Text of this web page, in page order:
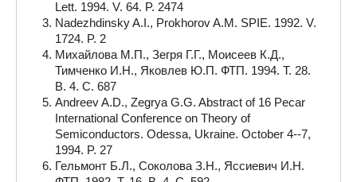
Lett. 1994. V. 64. P. 2474
Nadezhdinsky A.I., Prokhorov A.M. SPIE. 1992. V.
1724. P. 2
Михайлова М.П., Зегря Г.Г., Моисеев К.Д.,
Тимченко И.Н., Яковлев Ю.П. ФТП. 1994. Т. 28.
В. 4. С. 687
Andreev A.D., Zegrya G.G. Abstract of 16 Pecar
International Conference on Theory of
Semiconductors. Odessa, Ukraine. October 4--7,
1994. P. 27
Гельмонт Б.Л., Соколова З.Н., Яссиевич И.Н.